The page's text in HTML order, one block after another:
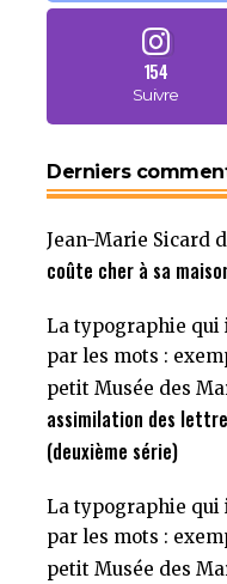
154
Suivre
Derniers
Jean-Marie Sicard
coûte cher à sa
La typographie qui
par les mots :
petit Musée des
assimilation des
(deuxième série)
La typographie qui
par les mots :
petit Musée des